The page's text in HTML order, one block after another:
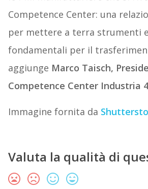
Competence Center: una
per mettere a terra strumenti
fondamentali per il
aggiunge Marco Taisch,
Competence Center Industria
Immagine fornita da
Valuta la qualità di